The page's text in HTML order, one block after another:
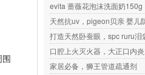
evita 蔷薇花泡沫洗面奶150g
天然抗uv，pigeon贝亲 婴儿
打造天然卧蚕眼，spc ruru泪
口腔上火灭火器，大正口内
家居必备，狮王管道疏通剂